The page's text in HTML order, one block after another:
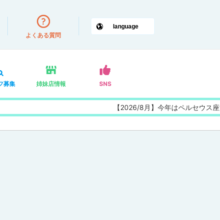
よくある質問
募集 姉妹店情報 SNS
【2026/8月】今年はペルセウス